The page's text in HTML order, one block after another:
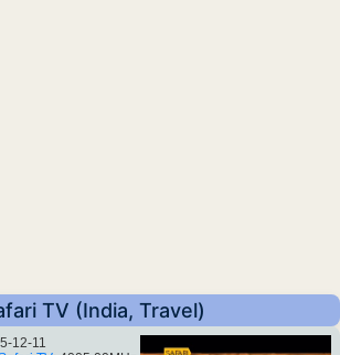
TV (India, Travel)
12-11